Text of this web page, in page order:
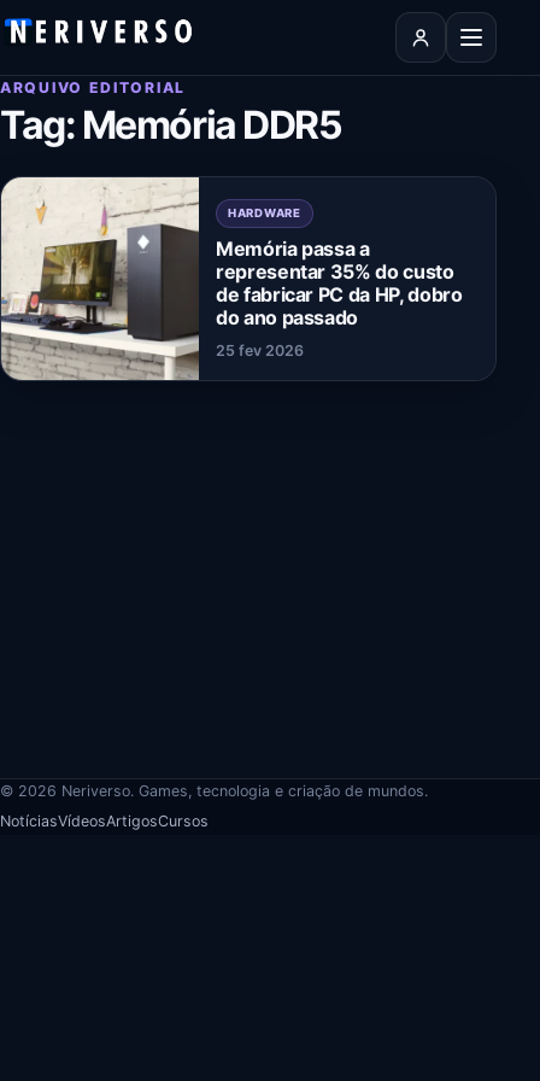
Pular para o conteúdo
Abrir
ARQUIVO EDITORIAL
Tag: Memória DDR5
HARDWARE
Memória passa a
representar 35% do custo
de fabricar PC da HP, dobro
do ano passado
25 fev 2026
© 2026 Neriverso. Games, tecnologia e criação de mundos.
NotíciasVídeosArtigosCursos